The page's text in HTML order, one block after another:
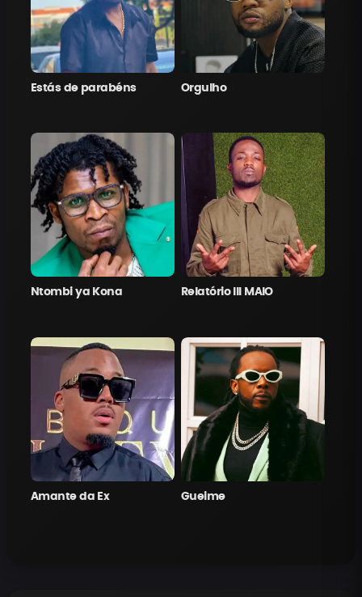
Estás de parabéns Orgulho
Ntombi ya Kona Relatório III MAIO
Amante da Ex Gueime